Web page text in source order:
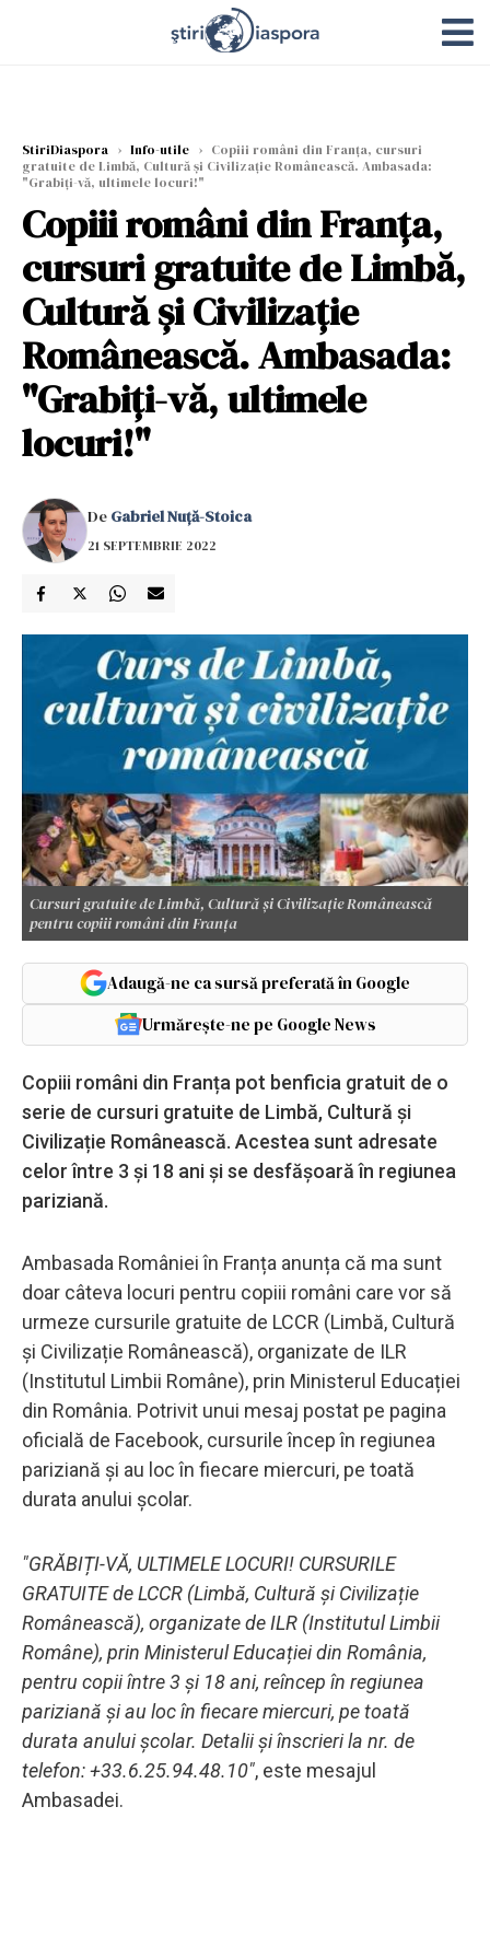
StiriDiaspora › Info-utile › Copiii români din Franța, cursuri
gratuite de Limbă, Cultură și Civilizație Românească. Ambasada:
"Grabiți-vă, ultimele locuri!"
Copiii români din Franța,
cursuri gratuite de Limbă,
Cultură și Civilizație
Românească. Ambasada:
"Grabiți-vă, ultimele
locuri!"
De Gabriel Nuță-Stoica
21 SEPTEMBRIE 2022
Cursuri gratuite de Limbă, Cultură și Civilizație Românească
pentru copiii români din Franța
Adaugă-ne ca sursă preferată în Google
Urmărește-ne pe Google News
Copiii români din Franța pot benficia gratuit de o
serie de cursuri gratuite de Limbă, Cultură și
Civilizație Românească. Acestea sunt adresate
celor între 3 și 18 ani și se desfășoară în regiunea
pariziană.
Ambasada României în Franța anunța că ma sunt
doar câteva locuri pentru copiii români care vor să
urmeze cursurile gratuite de LCCR (Limbă, Cultură
şi Civilizație Românească), organizate de ILR
(Institutul Limbii Române), prin Ministerul Educației
din România. Potrivit unui mesaj postat pe pagina
oficială de Facebook, cursurile încep în regiunea
pariziană şi au loc în fiecare miercuri, pe toată
durata anului şcolar.
"GRĂBIȚI-VĂ, ULTIMELE LOCURI! CURSURILE
GRATUITE de LCCR (Limbă, Cultură şi Civilizație
Românească), organizate de ILR (Institutul Limbii
Române), prin Ministerul Educației din România,
pentru copii între 3 şi 18 ani, reîncep în regiunea
pariziană şi au loc în fiecare miercuri, pe toată
durata anului şcolar. Detalii şi înscrieri la nr. de
telefon: +33.6.25.94.48.10", este mesajul
Ambasadei.